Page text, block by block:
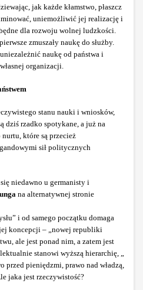
jak każde kłamstwo, płaszcz
uniemożliwić jej realizację i
dla rozwoju wolnej ludzkości.
zmuszały naukę do służby.
naukę od państwa i
organizacji.
stanu nauki i wniosków,
dziś rzadko spotykane, a już na
które są przecież
sił politycznych
niedawno u germanisty i
na alternatywnej stronie
i od samego początku domaga
koncepcji – „nowej republiki
ale jest ponad nim, a zatem jest
stanowi wyższą hierarchię, „
przed pieniędzmi, prawo nad władzą,
jaka jest rzeczywistość?